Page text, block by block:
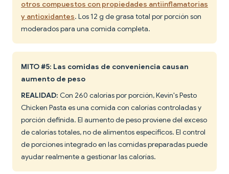
otros compuestos con propiedades antiinflamatorias
y antioxidantes. Los 12 g de grasa total por porción son
moderados para una comida completa.
MITO #5: Las comidas de conveniencia causan
aumento de peso
REALIDAD: Con 260 calorías por porción, Kevin's Pesto
Chicken Pasta es una comida con calorías controladas y
porción definida. El aumento de peso proviene del exceso
de calorías totales, no de alimentos específicos. El control
de porciones integrado en las comidas preparadas puede
ayudar realmente a gestionar las calorías.